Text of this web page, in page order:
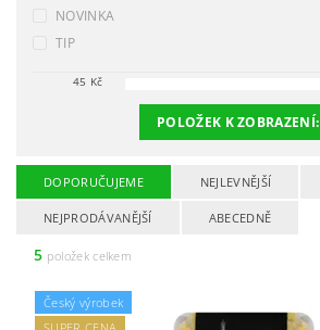
NOVINKA
TIP
45 Kč
POLOŽEK K ZOBRAZENÍ:
DOPORUČUJEME NEJLEVNĚJŠÍ
NEJPRODÁVANĚJŠÍ ABECEDNĚ
5 položek celkem
Český výrobek